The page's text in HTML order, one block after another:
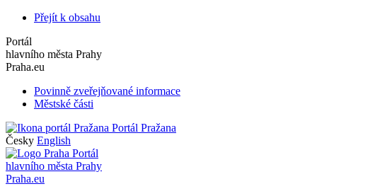
Přejít k obsahu
Portál
hlavního města Prahy
Praha.eu
Povinně zveřejňované informace
Městské části
Portál Pražana
Česky English
Portál
hlavního města Prahy
Praha.eu